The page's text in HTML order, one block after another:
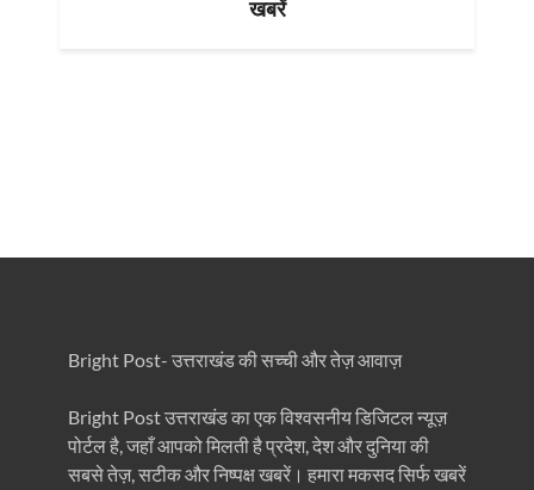
खबरें
Bright Post- उत्तराखंड की सच्ची और तेज़ आवाज़
Bright Post उत्तराखंड का एक विश्वसनीय डिजिटल न्यूज़
पोर्टल है, जहाँ आपको मिलती है प्रदेश, देश और दुनिया की
सबसे तेज़, सटीक और निष्पक्ष खबरें। हमारा मकसद सिर्फ खबरें